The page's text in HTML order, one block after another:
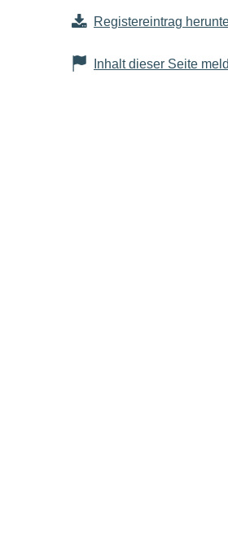
Registereintrag
Inhalt dieser Seite